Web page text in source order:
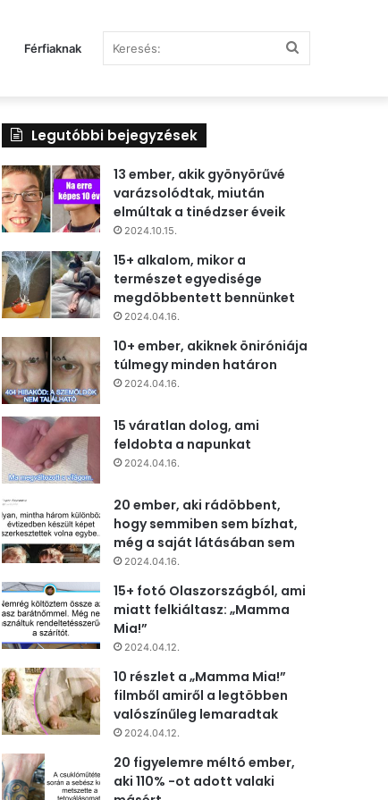
Férfiaknak
Legutóbbi bejegyzések
13 ember, akik gyönyörűvé
varázsolódtak, miután
elmúltak a tinédzser éveik
2024.10.15.
15+ alkalom, mikor a
természet egyedisége
megdöbbentett bennünket
2024.04.16.
10+ ember, akiknek öniróniája
túlmegy minden határon
2024.04.16.
15 váratlan dolog, ami
feldobta a napunkat
2024.04.16.
20 ember, aki rádöbbent,
hogy semmiben sem bízhat,
még a saját látásában sem
2024.04.16.
15+ fotó Olaszországból, ami
miatt felkiáltasz: „Mamma
Mia!”
2024.04.12.
10 részlet a „Mamma Mia!”
filmből amiről a legtöbben
valószínűleg lemaradtak
2024.04.12.
20 figyelemre méltó ember,
aki 110% -ot adott valaki